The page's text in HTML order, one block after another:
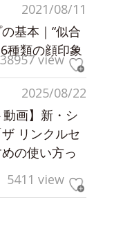
2021/08/11
基本｜“似合
種類の顔印象
view
2025/08/22
動画】新・シ
リンクルセ
の使い方っ
5411 view